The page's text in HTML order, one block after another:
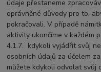
údaje přestaneme
oprávněné důvody pro to,
pokračovali. V případě
aktivity ukončíme v každém
4.1.7. kdykoli vyjádřit svůj
osobních údajů za účelem
můžete kdykoli odvolat svůj